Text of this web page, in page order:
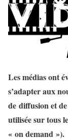
Les médias ont
s’adapter aux
de diffusion et
utilisée sur tous
« on demand »).